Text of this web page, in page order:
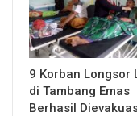
9 Korban Longsor
di Tambang Emas
Berhasil